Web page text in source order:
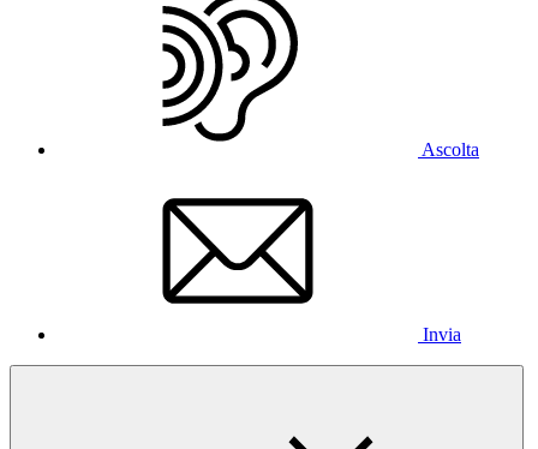
Ascolta
Invia